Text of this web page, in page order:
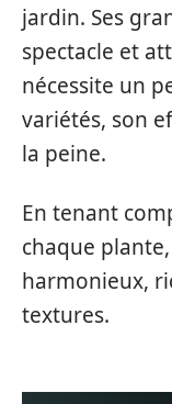
jardin. Ses
spectacle et
nécessite un
variétés, son
la peine.
En tenant
chaque
harmonieux,
textures.